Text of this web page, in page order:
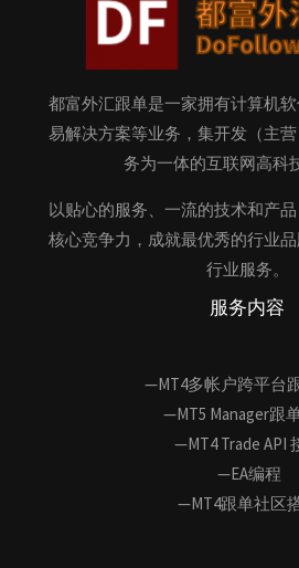
都富外汇跟单是一家拥有计算机
易解决方案等业务，集开发（主
务为一体的互联网高科
以贴心的服务、一流的技术和产
核心竞争力，成就最优秀的行业
行业服务。
服务内容
—MT4多帐户跨平台
—MT5 Manager跟
—MT4 Trade API
—EA编程
—MT4跟单社区